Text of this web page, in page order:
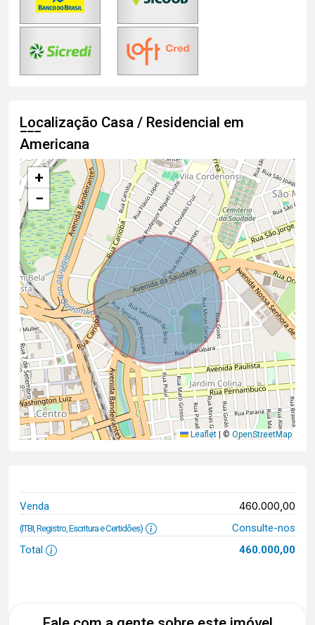
Localização Casa / Residencial em
Americana
+
−
Leaflet © OpenStreetMap
Venda 460.000,00
(ITBI, Registro, Escritura e Certidões)
Consulte-nos
Total
460.000,00